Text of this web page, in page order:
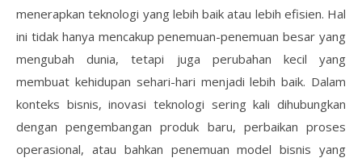
menerapkan teknologi yang lebih baik atau lebih efisien. Hal
ini tidak hanya mencakup penemuan-penemuan besar yang
mengubah dunia, tetapi juga perubahan kecil yang
membuat kehidupan sehari-hari menjadi lebih baik. Dalam
konteks bisnis, inovasi teknologi sering kali dihubungkan
dengan pengembangan produk baru, perbaikan proses
operasional, atau bahkan penemuan model bisnis yang